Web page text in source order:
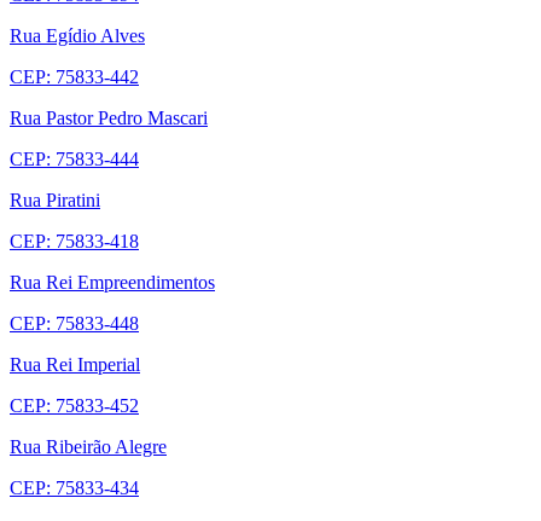
Rua Egídio Alves
CEP: 75833-442
Rua Pastor Pedro Mascari
CEP: 75833-444
Rua Piratini
CEP: 75833-418
Rua Rei Empreendimentos
CEP: 75833-448
Rua Rei Imperial
CEP: 75833-452
Rua Ribeirão Alegre
CEP: 75833-434